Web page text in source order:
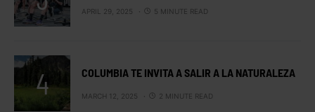
APRIL 29, 2025 5 MINUTE READ
COLUMBIA TE INVITA A SALIR A LA NATURALEZA
MARCH 12, 2025 2 MINUTE READ